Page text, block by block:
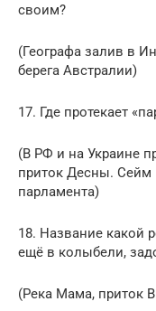
своим?
(Географа залив в
берега Австралии)
17. Где протекает
(В РФ и на Украине
приток Десны. Сейм
парламента)
18. Название какой
ещё в колыбели,
(Река Мама, приток